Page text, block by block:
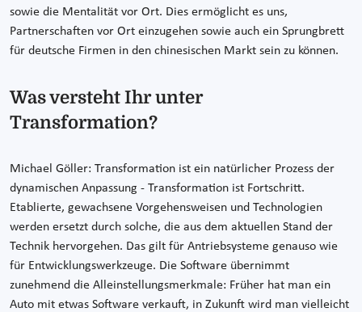
sowie die Mentalität vor Ort. Dies ermöglicht es uns,
Partnerschaften vor Ort einzugehen sowie auch ein Sprungbrett
für deutsche Firmen in den chinesischen Markt sein zu können.
Was versteht Ihr unter
Transformation?
Michael Göller: Transformation ist ein natürlicher Prozess der
dynamischen Anpassung - Transformation ist Fortschritt.
Etablierte, gewachsene Vorgehensweisen und Technologien
werden ersetzt durch solche, die aus dem aktuellen Stand der
Technik hervorgehen. Das gilt für Antriebsysteme genauso wie
für Entwicklungswerkzeuge. Die Software übernimmt
zunehmend die Alleinstellungsmerkmale: Früher hat man ein
Auto mit etwas Software verkauft, in Zukunft wird man vielleicht